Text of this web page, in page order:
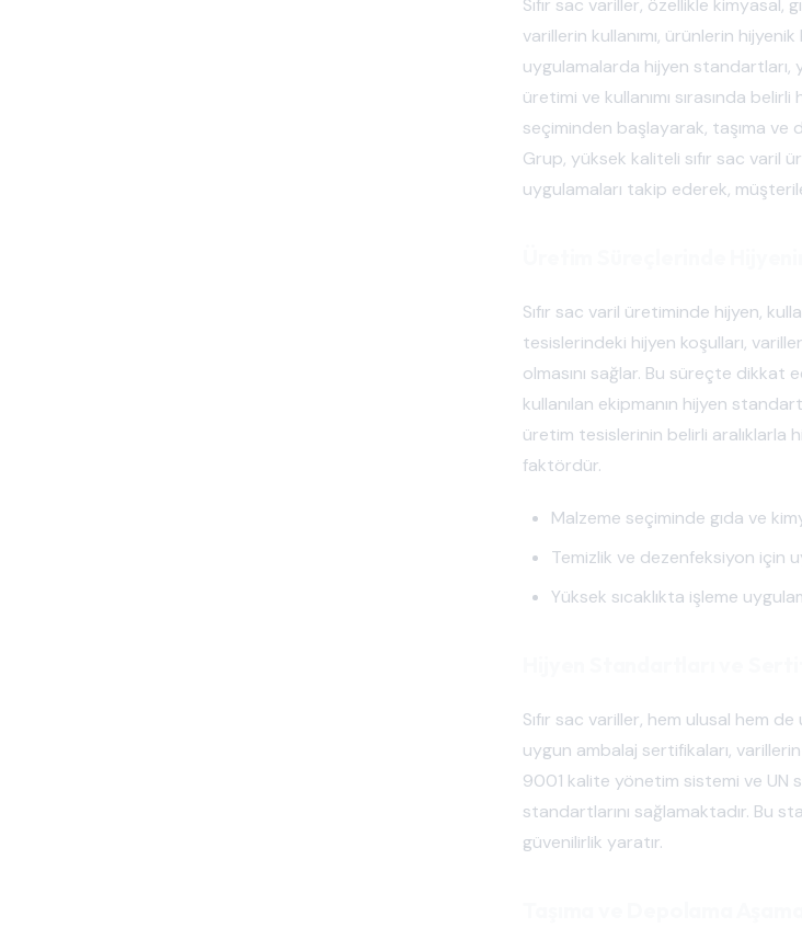
varillerin kullanımı, ürünlerin
uygulamalarda hijyen standartları,
üretimi ve kullanımı sırasında
seçiminden başlayarak, taşıma ve
Grup, yüksek kaliteli sıfır sac varil
uygulamaları takip ederek,
Sıfır sac varil üretiminde hijyen,
tesislerindeki hijyen koşulları,
olmasını sağlar. Bu süreçte dikkat
kullanılan ekipmanın hijyen
üretim tesislerinin belirli aralıklarla
faktördür.
Malzeme seçiminde gıda ve
Temizlik ve dezenfeksiyon için
Yüksek sıcaklıkta işleme
Sıfır sac variller, hem ulusal hem
uygun ambalaj sertifikaları,
9001 kalite yönetim sistemi ve UN
standartlarını sağlamaktadır. Bu
güvenilirlik yaratır.